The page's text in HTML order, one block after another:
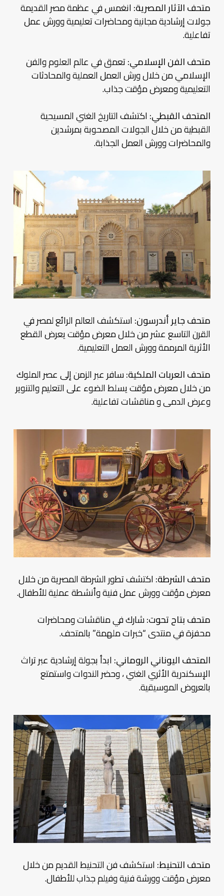
متحف الآثار المصرية:انغمس في عظمة مصر القديمة
جولات إرشادية مجانية ومحاضرات تعليمية وورش عمل
تفاعلية.
متحف الفن الإسلامي:تعمق في عالم العلوم والفن
الإسلامي من خلال ورش العمل العملية والمحادثات
التعليمية ومعرض مؤقت جذاب.
المتحف القبطي:اكتشف التاريخ الغني المسيحية
القبطية من خلال الجولات المصحوبة بمرشدين
والمحاضرات وورش العمل الجذابة.
متحف جاير أندرسون:استكشف العالم الرائع لمصر في
القرن التاسع عشر من خلال معرض مؤقت يعرض القطع
الأثرية المرممة وورش العمل التعليمية.
متحف العربات الملكية:سافر عبر الزمن إلى عصر الملوك
من خلال معرض مؤقت يسلط الضوء على التعليم والتنوير
وعرض الدمى و مناقشات تفاعلية.
متحف الشرطة:اكتشف تطور الشرطة المصرية من خلال
معرض مؤقت وورش عمل فنية وأنشطة عملية للأطفال.
متحف بتاح تحوت:شارك في مناقشات ومحاضرات
محفزة في منتدى “خبرات ملهمة” بالمتحف.
المتحف اليوناني الروماني:ابدأ بجولة إرشادية عبر تراث
الإسكندرية الأثري الغني ، وحضر الندوات واستمتع
بالعروض الموسيقية.
متحف التحنيط:استكشف فن التحنيط القديم من خلال
معرض مؤقت وورشة فنية وفيلم جذاب للأطفال.